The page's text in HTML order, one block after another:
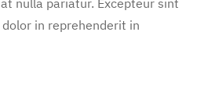
nulla pariatur. Excepteur sint
in reprehenderit in